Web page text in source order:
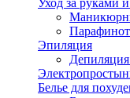
Уход за руками
Эпиляция
Белье для